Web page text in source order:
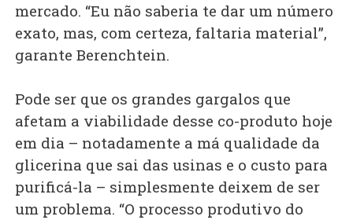
mercado. “Eu não saberia te dar um número
exato, mas, com certeza, faltaria material”,
garante Berenchtein.
Pode ser que os grandes gargalos que
afetam a viabilidade desse co-produto hoje
em dia – notadamente a má qualidade da
glicerina que sai das usinas e o custo para
purificá-la – simplesmente deixem de ser
um problema. “O processo produtivo do